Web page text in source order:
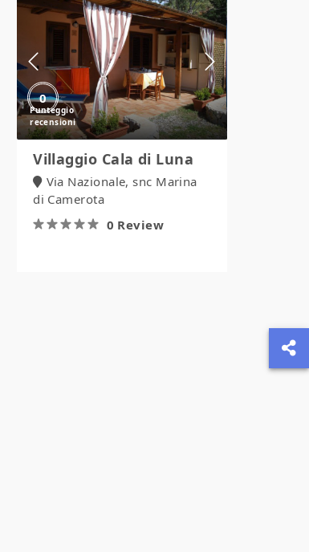
0
Cala
di
Luna
Villaggio Cala di Luna
Via Nazionale, snc Marina
di Camerota
0 Review